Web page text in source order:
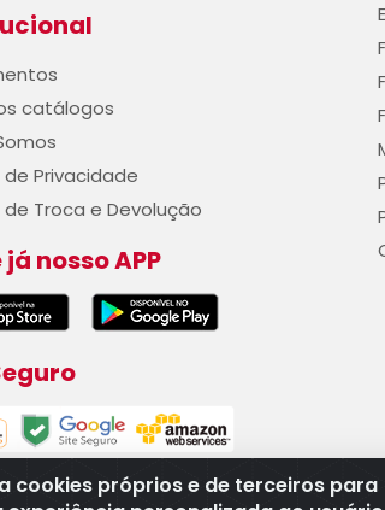
cookies próprios e de terceiros para
catálogos
Privacidade
Troca e Devolução
nosso APP